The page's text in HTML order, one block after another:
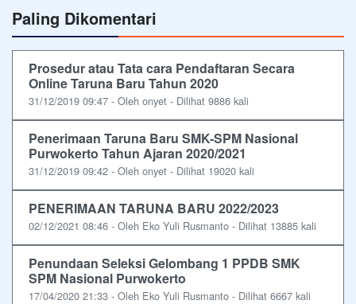
Paling Dikomentari
Prosedur atau Tata cara Pendaftaran Secara
Online Taruna Baru Tahun 2020
31/12/2019 09:47 - Oleh onyet - Dilihat 9886 kali
Penerimaan Taruna Baru SMK-SPM Nasional
Purwokerto Tahun Ajaran 2020/2021
31/12/2019 09:42 - Oleh onyet - Dilihat 19020 kali
PENERIMAAN TARUNA BARU 2022/2023
02/12/2021 08:46 - Oleh Eko Yuli Rusmanto - Dilihat 13885 kali
Penundaan Seleksi Gelombang 1 PPDB SMK
SPM Nasional Purwokerto
17/04/2020 21:33 - Oleh Eko Yuli Rusmanto - Dilihat 6667 kali